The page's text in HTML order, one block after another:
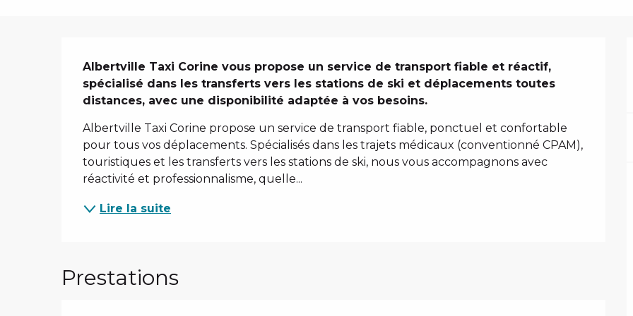
Description
Albertville Taxi Corine vous propose un service de transport fiable et réactif,
spécialisé dans les transferts vers les stations de ski et déplacements toutes
distances, avec une disponibilité adaptée à vos besoins.
Albertville Taxi Corine propose un service de transport fiable, ponctuel et confortable
pour tous vos déplacements. Spécialisés dans les trajets médicaux (conventionné CPAM),
touristiques et les transferts vers les stations de ski, nous vous accompagnons avec
réactivité et professionnalisme, quelle...
Lire la suite
Prestations